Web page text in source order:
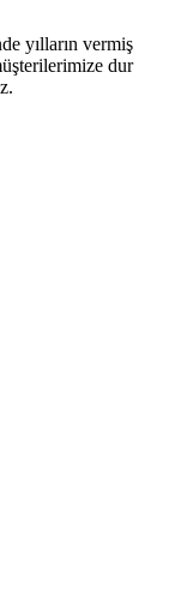
yılların vermiş
dur